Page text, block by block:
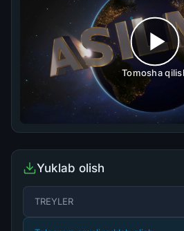
Tomosha
Yuklab olish
TREYLER